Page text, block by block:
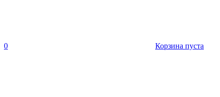
0 Корзина пуста